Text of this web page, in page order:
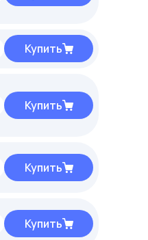
Купить
Купить
Купить
Купить